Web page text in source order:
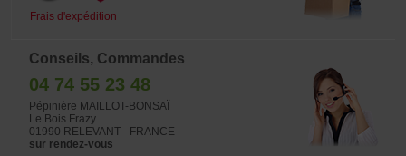
Frais d'expédition
Conseils, Commandes
04 74 55 23 48
Pépinière MAILLOT-BONSAÏ
Le Bois Frazy
01990 RELEVANT - FRANCE
sur rendez-vous